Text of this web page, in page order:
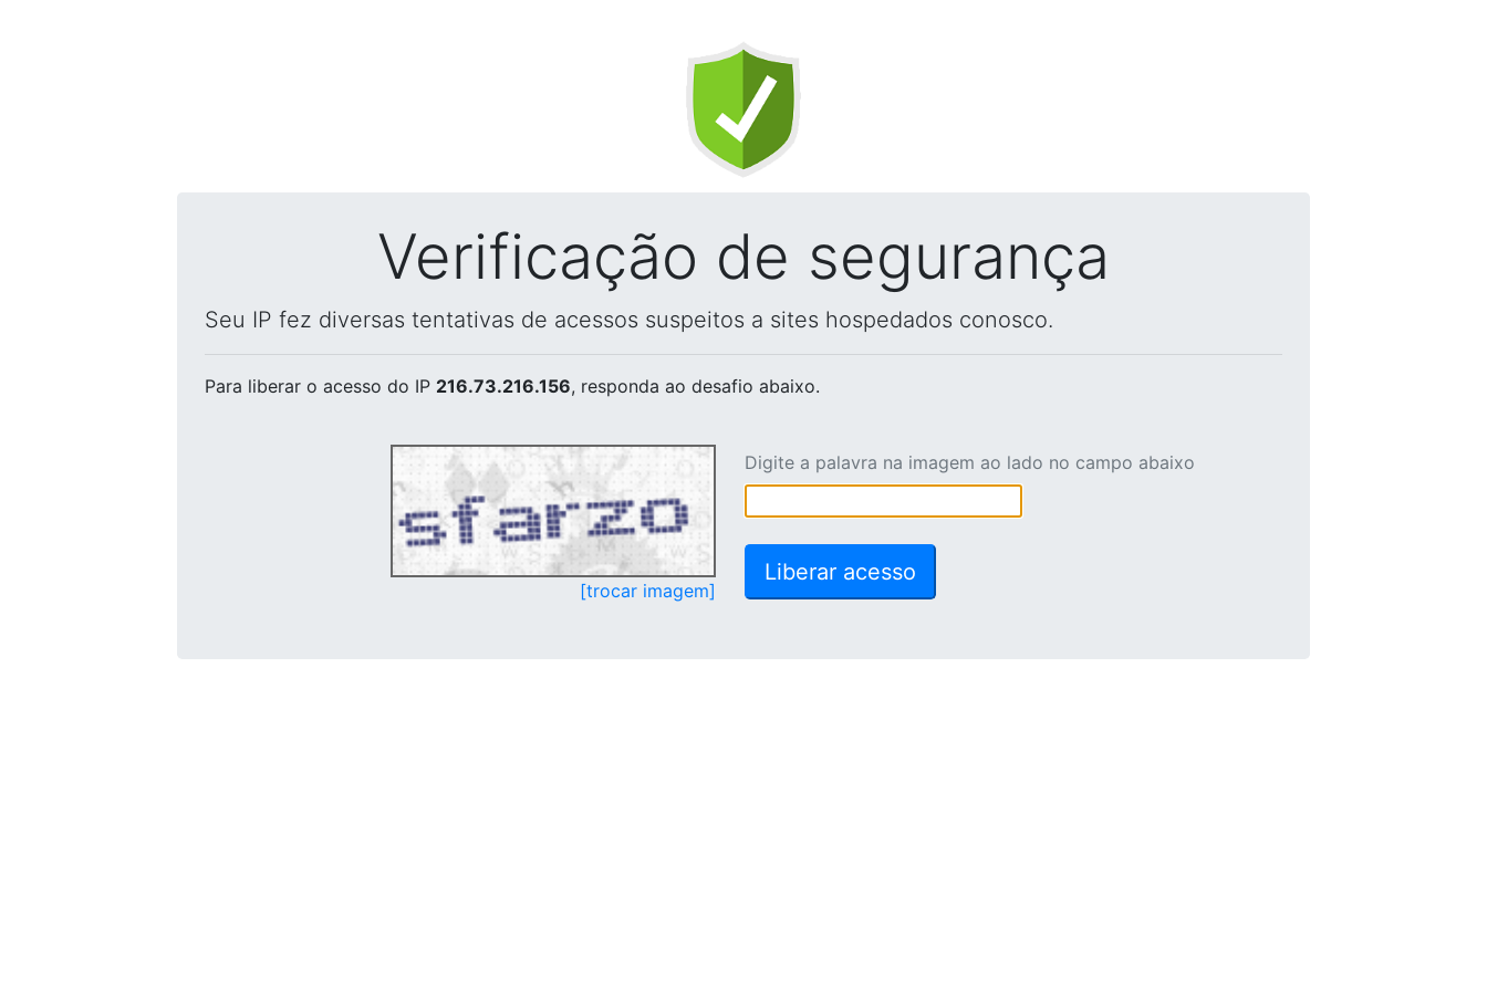
Verificação de segurança
Seu IP fez diversas tentativas de acessos suspeitos a sites hospedados conosco.
Para liberar o acesso do IP 216.73.216.156, responda ao desafio abaixo.
[trocar imagem]
Digite a palavra na imagem ao lado no campo abaixo